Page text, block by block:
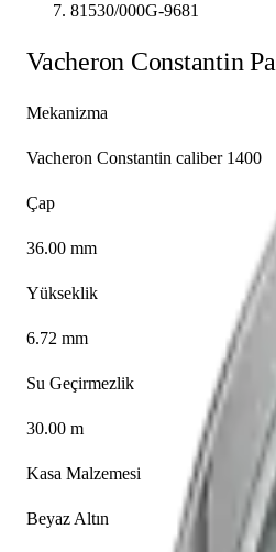
81530/000G-9681
Vacheron Constantin
Mekanizma
Vacheron Constantin caliber 1400
Çap
36.00 mm
Yükseklik
6.72 mm
Su Geçirmezlik
30.00 m
Kasa Malzemesi
Beyaz Altın